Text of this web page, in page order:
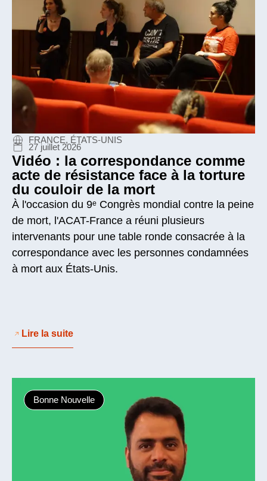
FRANCE, ÉTATS-UNIS
27 juillet 2026
Vidéo : la correspondance comme
acte de résistance face à la torture
du couloir de la mort
À l'occasion du 9ᵉ Congrès mondial contre la peine
de mort, l'ACAT-France a réuni plusieurs
intervenants pour une table ronde consacrée à la
correspondance avec les personnes condamnées
à mort aux États-Unis.
Lire la suite
Bonne Nouvelle